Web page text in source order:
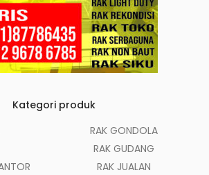
Kategori produk
RAK GONDOLA
RAK GUDANG
RAK JUALAN